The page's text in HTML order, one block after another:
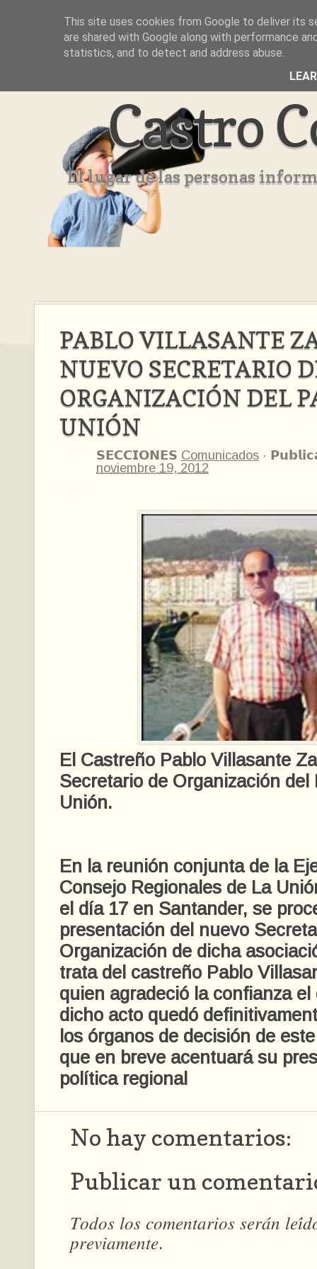
Inicio Aviso Legal Quienes Somos ??
Castro
El lugar de las personas
PABLO VILLASANTE
NUEVO SECRETARIO
ORGANIZACIÓN DEL
UNIÓN
𝗦𝗘𝗖𝗖𝗜𝗢𝗡𝗘𝗦 Comunicados ·
noviembre 19, 2012
El Castreño Pablo Villasante
Secretario de Organización del
Unión.
En la reunión conjunta de la
Consejo Regionales de La
el día 17 en Santander, se
presentación del nuevo
Organización de dicha
trata del castreño Pablo
quien agradeció la confianza el
dicho acto quedó
los órganos de decisión de
que en breve acentuará su
política regional
No hay comentarios:
Publicar un
𝑇𝑜𝑑𝑜𝑠 𝑙𝑜𝑠 𝑐𝑜𝑚𝑒𝑛𝑡𝑎𝑟𝑖𝑜𝑠 𝑠𝑒𝑟𝑎́𝑛
𝑝𝑟𝑒𝑣𝑖𝑎𝑚𝑒𝑛𝑡𝑒.
This site uses cookies from Google to deliver its
are shared with Google along with performance
statistics, and to detect and address abuse.